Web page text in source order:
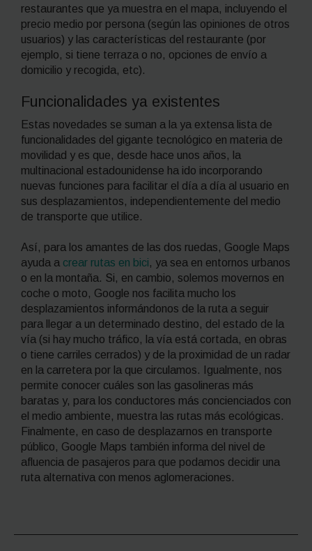
restaurantes que ya muestra en el mapa, incluyendo el
precio medio por persona (según las opiniones de otros
usuarios) y las características del restaurante (por
ejemplo, si tiene terraza o no, opciones de envío a
domicilio y recogida, etc).
Funcionalidades ya existentes
Estas novedades se suman a la ya extensa lista de
funcionalidades del gigante tecnológico en materia de
movilidad y es que, desde hace unos años, la
multinacional estadounidense ha ido incorporando
nuevas funciones para facilitar el día a día al usuario en
sus desplazamientos, independientemente del medio
de transporte que utilice.
Así, para los amantes de las dos ruedas, Google Maps
ayuda a crear rutas en bici, ya sea en entornos urbanos
o en la montaña. Si, en cambio, solemos movernos en
coche o moto, Google nos facilita mucho los
desplazamientos informándonos de la ruta a seguir
para llegar a un determinado destino, del estado de la
vía (si hay mucho tráfico, la vía está cortada, en obras
o tiene carriles cerrados) y de la proximidad de un radar
en la carretera por la que circulamos. Igualmente, nos
permite conocer cuáles son las gasolineras más
baratas y, para los conductores más concienciados con
el medio ambiente, muestra las rutas más ecológicas.
Finalmente, en caso de desplazarnos en transporte
público, Google Maps también informa del nivel de
afluencia de pasajeros para que podamos decidir una
ruta alternativa con menos aglomeraciones.